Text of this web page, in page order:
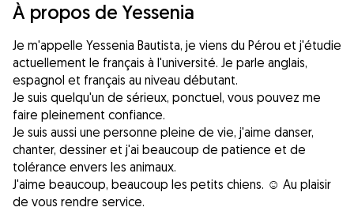
À propos de Yessenia
Je m'appelle Yessenia Bautista, je viens du Pérou et j'étudie
actuellement le français à l'université. Je parle anglais,
espagnol et français au niveau débutant.
Je suis quelqu'un de sérieux, ponctuel, vous pouvez me
faire pleinement confiance.
Je suis aussi une personne pleine de vie, j'aime danser,
chanter, dessiner et j'ai beaucoup de patience et de
tolérance envers les animaux.
J'aime beaucoup, beaucoup les petits chiens. ☺ Au plaisir
de vous rendre service.